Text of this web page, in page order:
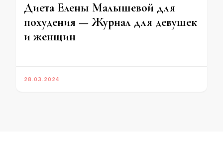
Диета Елены Малышевой для
похудения — Журнал для девушек
и женщин
28.03.2024